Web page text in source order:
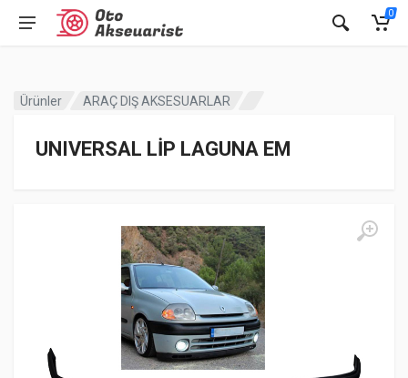
0
Ürünler ARAÇ DIŞ AKSESUARLAR
UNIVERSAL LİP LAGUNA EM